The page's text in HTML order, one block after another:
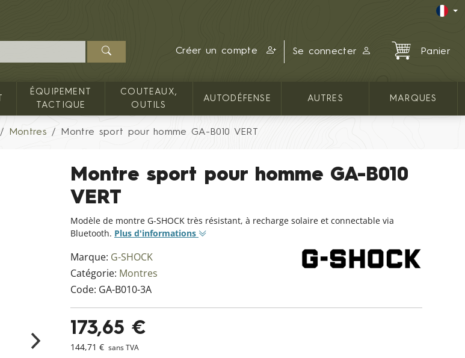
Créer un compte Se connecter Panier
ÉQUIPEMENT
TACTIQUE
COUTEAUX,
OUTILS
AUTODÉFENSE AUTRES MARQUES
Montres Montre sport pour homme GA-B010 VERT
Montre sport pour homme GA-B010
VERT
Modèle de montre G-SHOCK très résistant, à recharge solaire et connectable via
Bluetooth. Plus d'informations
Marque: G-SHOCK
Catégorie: Montres
Code: GA-B010-3A
173,65 €
144,71 € sans TVA